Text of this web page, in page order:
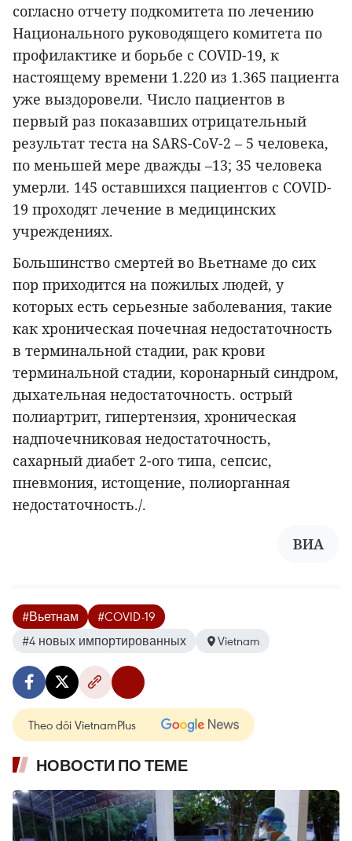
согласно отчету подкомитета по лечению
Национального руководящего комитета по
профилактике и борьбе с COVID-19, к
настоящему времени 1.220 из 1.365 пациента
уже выздоровели. Число пациентов в
первый раз показавших отрицательный
результат теста на SARS-CoV-2 – 5 человека,
по меньшей мере дважды –13; 35 человека
умерли. 145 оставшихся пациентов с COVID-
19 проходят лечение в медицинских
учреждениях.
Большинство смертей во Вьетнаме до сих
пор приходится на пожилых людей, у
которых есть серьезные заболевания, такие
как хроническая почечная недостаточность
в терминальной стадии, рак крови
терминальной стадии, коронарный синдром,
дыхательная недостаточность. острый
полиартрит, гипертензия, хроническая
надпочечниковая недостаточность,
сахарный диабет 2-ого типа, сепсис,
пневмония, истощение, полиорганная
недостаточность./.
ВИА
#Вьетнам
#COVID-19
#4 новых импортированных
Vietnam
Theo dõi VietnamPlus
НОВОСТИ ПО ТЕМЕ